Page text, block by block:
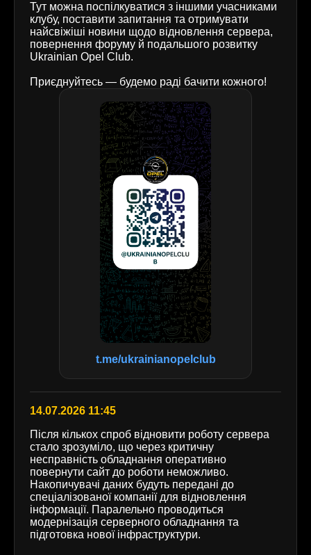
Тут можна поспілкуватися з іншими учасниками
клубу, поставити запитання та отримувати
найсвіжіші новини щодо відновлення сервера,
повернення форуму й подальшого розвитку
Ukrainian Opel Club.
Приєднуйтесь — будемо раді бачити кожного!
t.me/ukrainianopelclub
14.07.2026 11:45
Після кількох спроб відновити роботу сервера
стало зрозуміло, що через критичну
несправність обладнання оперативно
повернути сайт до роботи неможливо.
Накопичувачі даних будуть передані до
спеціалізованої компанії для відновлення
інформації. Паралельно проводиться
модернізація серверного обладнання та
підготовка нової інфраструктури.